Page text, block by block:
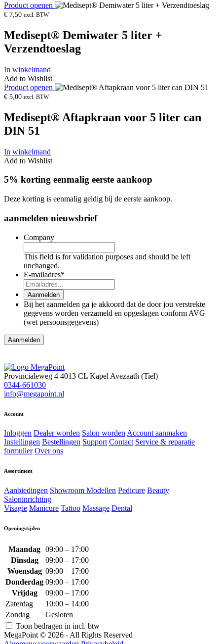
Product openen
€ 7,50 excl. BTW
Medisept® Demiwater 5 liter +
Verzendtoeslag
In winkelmand
Add to Wishlist
Product openen
€ 5,00 excl. BTW
Medisept® Aftapkraan voor 5 liter can
DIN 51
In winkelmand
Add to Wishlist
5% korting eenmalig eerste aankoop
Deze korting is eenmalig geldig bij de eerste aankoop.
aanmelden nieuwsbrief
Company
This field is for validation purposes and should be left
unchanged.
E-mailadres*
Aanmelden
Bij het aanmelden ga je akkoord dat de door jou verstrekte
gegevens worden verzameld en opgeslagen conform AVG
(wet persoonsgegevens)
Aanmelden
Provincialeweg 4 4013 CL Kapel Avezaath (Tiel)
0344-661030
info@megapoint.nl
Account
Inloggen Dealer worden Salon wordenAccount aanmaken
Instellingen Bestellingen Support Contact Service & reparatie
formulier Over ons
Assortiment
Aanbiedingen Showroom Modellen Pedicure Beauty
Saloninrichting
Visagie Manicure Tattoo Massage Dental
Openingstijden
Maandag 09:00 – 17:00
Dinsdag
09:00 – 17:00
Woensdag 09:00 – 17:00
Donderdag 09:00 – 17:00
Vrijdag
09:00 – 17:00
Zaterdag
10:00 – 14:00
Zondag
Gesloten
Toon bedragen in incl. btw
MegaPoint © 2026 - All Rights Reserved